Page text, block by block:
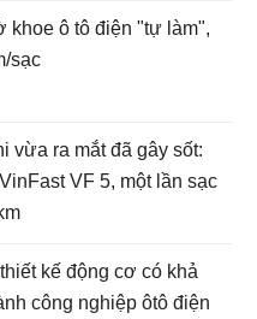
khoe ô tô điện "tự làm",
sạc
vừa ra mắt đã gây sốt:
VF 5, một lần sạc
kế động cơ có khả
công nghiệp ôtô điện